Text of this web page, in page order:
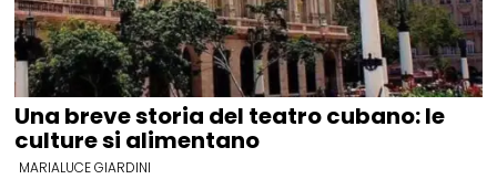
Una breve storia del teatro cubano: le
culture si alimentano
MARIALUCE GIARDINI